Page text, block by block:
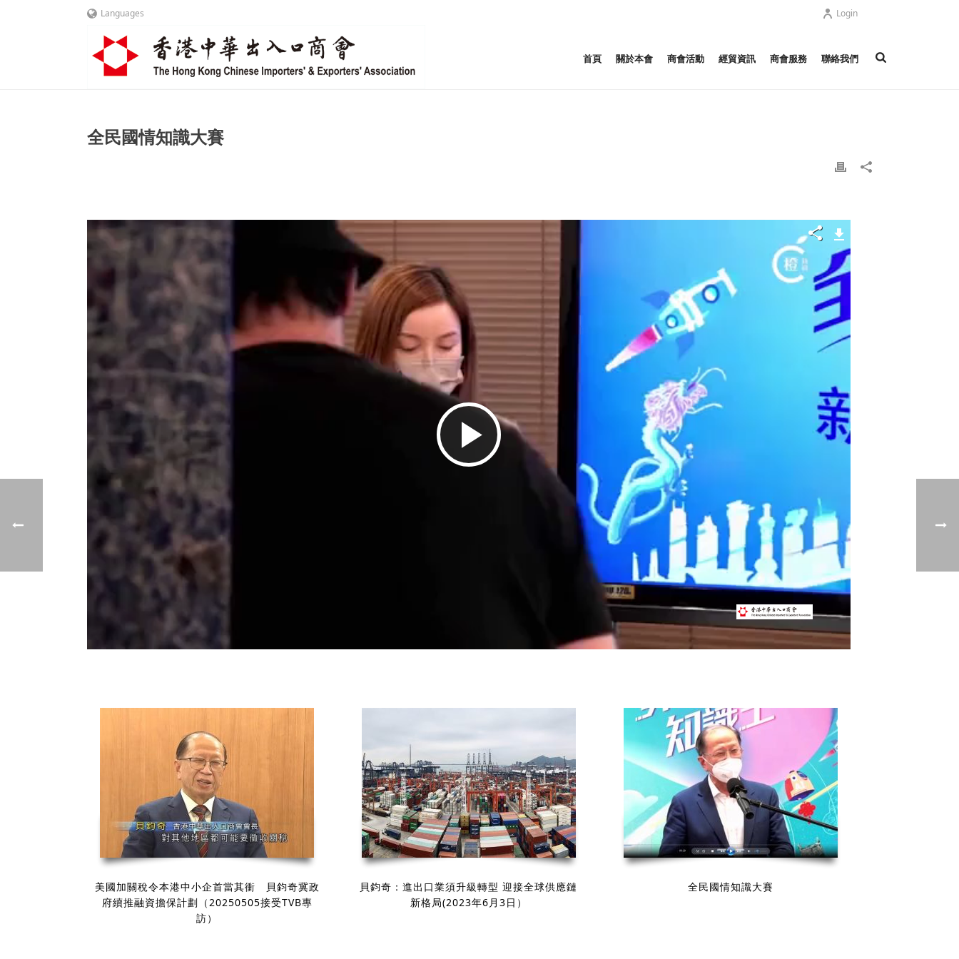
Languages Login
首頁 關於本會 商會活動 經貿資訊 商會服務 聯絡我們
全民國情知識大賽
播
美國加關稅令本港中小企首當其衝 貝鈞奇冀政
府續推融資擔保計劃（20250505接受TVB專
訪）
貝鈞奇：進出口業須升級轉型 迎接全球供應鏈
新格局(2023年6月3日）
全民國情知識大賽